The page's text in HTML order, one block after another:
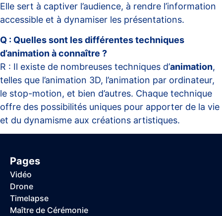
Elle sert à captiver l’audience, à rendre l’information
accessible et à dynamiser les présentations.
Q : Quelles sont les différentes techniques
d’animation à connaître ?
R : Il existe de nombreuses techniques d’animation,
telles que l’animation 3D, l’animation par ordinateur,
le stop-motion, et bien d’autres. Chaque technique
offre des possibilités uniques pour apporter de la vie
et du dynamisme aux créations artistiques.
Pages
Vidéo
Drone
Timelapse
Maître de Cérémonie